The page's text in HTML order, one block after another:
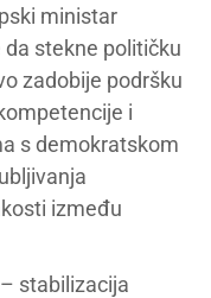
ministar
da stekne političku
zadobije podršku
i
s demokratskom
između
stabilizacija